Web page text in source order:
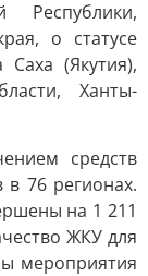
Республики,
о статусе
(Якутия),
Ханты-
средств
76 регионах.
на 1 211
ЖКУ для
мероприятия